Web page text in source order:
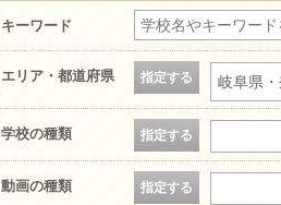
キーワード
エリア・都道府県 指定する 岐阜県
学校の種類 指定する
動画の種類 指定する